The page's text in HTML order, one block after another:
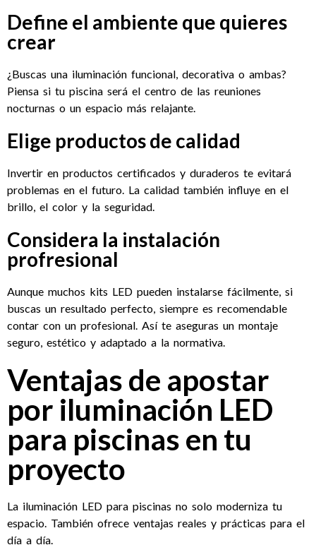
Define el ambiente que quieres
crear
¿Buscas una iluminación funcional, decorativa o ambas?
Piensa si tu piscina será el centro de las reuniones
nocturnas o un espacio más relajante.
Elige productos de calidad
Invertir en productos certificados y duraderos te evitará
problemas en el futuro. La calidad también influye en el
brillo, el color y la seguridad.
Considera la instalación
profresional
Aunque muchos kits LED pueden instalarse fácilmente, si
buscas un resultado perfecto, siempre es recomendable
contar con un profesional. Así te aseguras un montaje
seguro, estético y adaptado a la normativa.
Ventajas de apostar
por iluminación LED
para piscinas en tu
proyecto
La iluminación LED para piscinas no solo moderniza tu
espacio. También ofrece ventajas reales y prácticas para el
día a día.